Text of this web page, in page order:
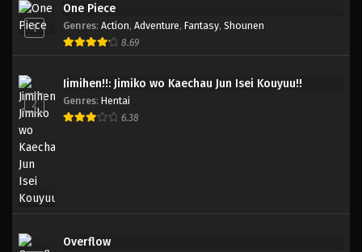
1
One Piece
Genres: Action, Adventure, Fantasy, Shounen
8.69
2
Jimihen!!: Jimiko wo Kaechau Jun Isei Kouyuu!!
Genres: Hentai
6.38
Overflow